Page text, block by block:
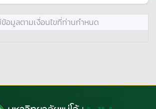
อมูลตามเงื่อนไขที่ท่านกำหนด